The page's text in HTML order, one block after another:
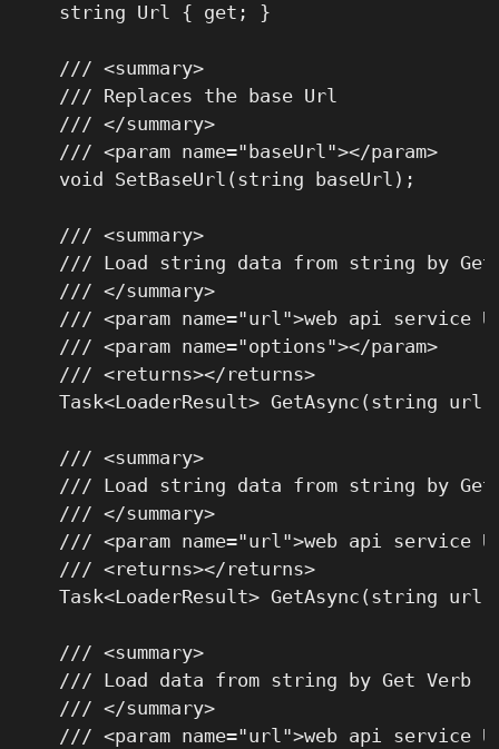
    string Url { get; }
    /// <summary>
    /// Replaces the base Url
    /// </summary>
    /// <param name="baseUrl"></param>
    void SetBaseUrl(string baseUrl);
    /// <summary>
/// Load string data from string by Get
    /// </summary>
/// <param name="url">web api service
    /// <param name="options"></param>
    /// <returns></returns>
Task<LoaderResult> GetAsync(string
    /// <summary>
/// Load string data from string by Get
    /// </summary>
/// <param name="url">web api service
    /// <returns></returns>
Task<LoaderResult> GetAsync(string
    /// <summary>
    /// Load data from string by Get Verb
    /// </summary>
/// <param name="url">web api service